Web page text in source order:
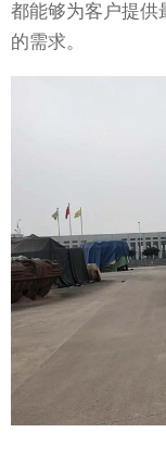
都能够为客户提供
的需求。